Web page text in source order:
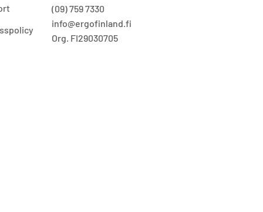
(09) 759 7330
info@ergofinland.fi
Org. FI29030705